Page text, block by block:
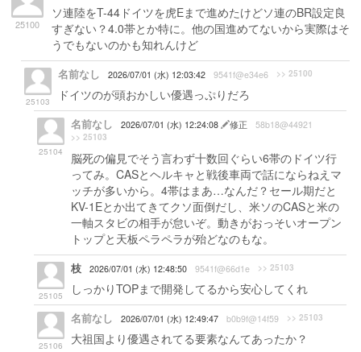
25100
ソ連陸をT-44ドイツを虎Eまで進めたけどソ連のBR設定良
すぎない？4.0帯とか特に。他の国進めてないから実際はそ
うでもないのかも知れんけど
25103
名前なし 2026/07/01 (水) 12:03:42 9541f@e34e6 >> 25100
ドイツのが頭おかしい優遇っぷりだろ
25104
名前なし 2026/07/01 (水) 12:24:08 修正 58b18@44921
>> 25103
脳死の偏見でそう言わず十数回ぐらい6帯のドイツ行
ってみ。CASとヘルキャと戦後車両で話にならねえマ
ッチが多いから。4帯はまあ…なんだ？セール期だと
KV-1Eとか出てきてクソ面倒だし、米ソのCASと米の
一軸スタビの相手が怠いぞ。動きがおっそいオープン
トップと天板ペラペラが殆どなのもな。
25105
枝 2026/07/01 (水) 12:48:50 9541f@66d1e >> 25103
しっかりTOPまで開発してるから安心してくれ
25106
名前なし 2026/07/01 (水) 12:49:47 b0b9f@14f59 >> 25103
大祖国より優遇されてる要素なんてあったか？